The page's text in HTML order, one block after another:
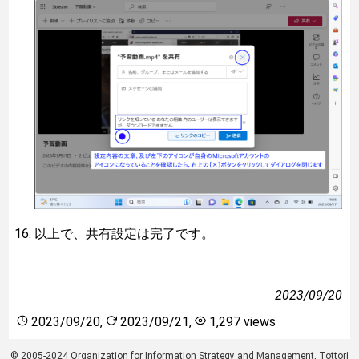
以上で、共有設定は完了です。
2023/09/20
2023/09/20, 2023/09/21, 1,297 views
© 2005-2024 Organization for Information Strategy and Management, Tottori